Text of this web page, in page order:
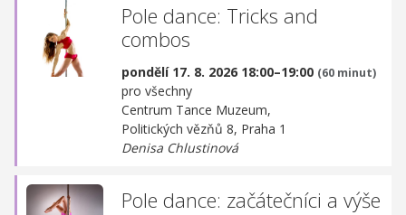
Pole dance: Tricks and
combos
pondělí 17. 8. 2026 18:00–19:00 (60 minut)
pro všechny
Centrum Tance Muzeum,
Politických vězňů 8, Praha 1
Denisa Chlustinová
Pole dance: začátečníci a výše